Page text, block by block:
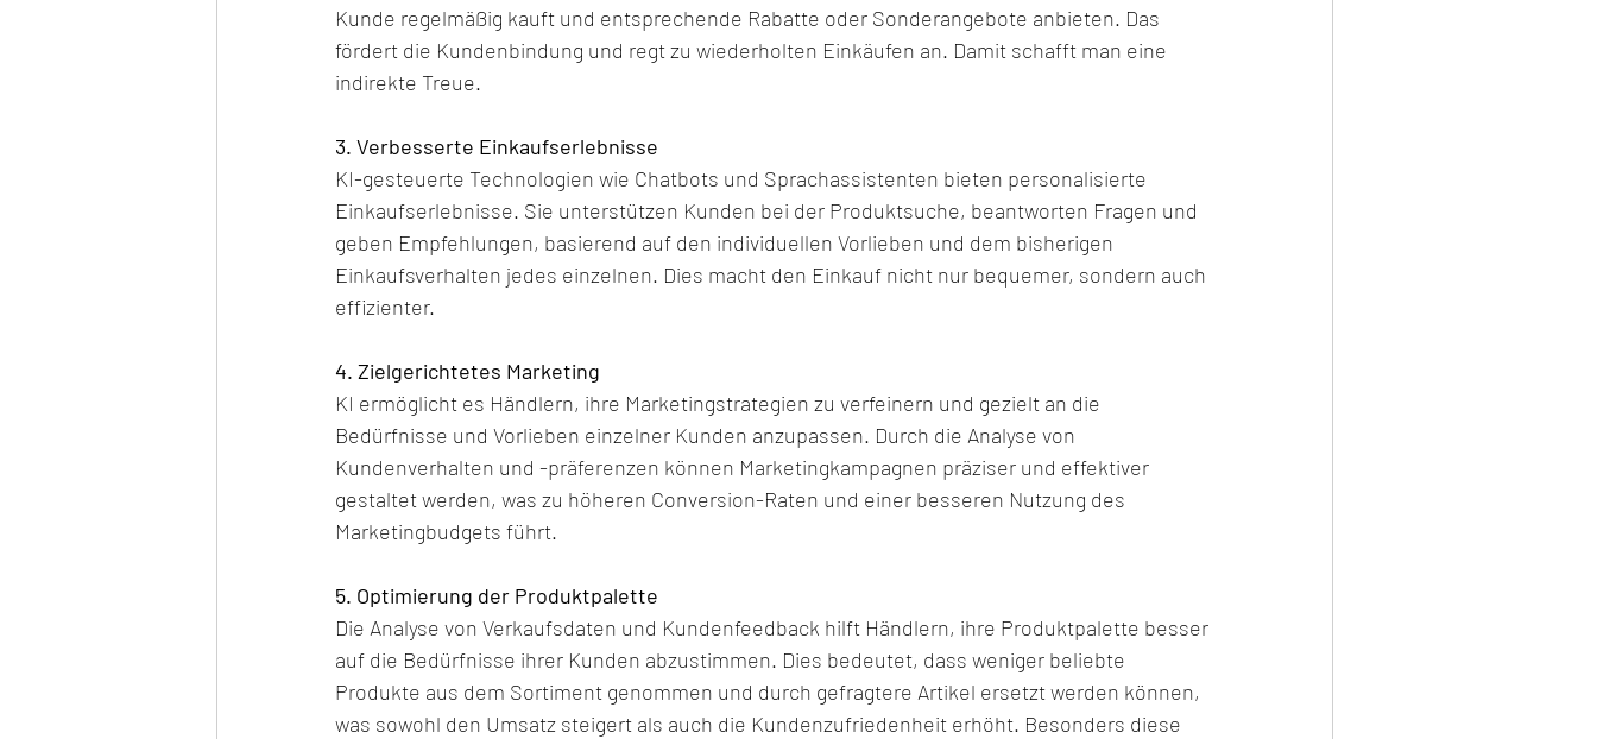
Kunde regelmäßig kauft und entsprechende Rabatte oder Sonderangebote anbieten. Das
fördert die Kundenbindung und regt zu wiederholten Einkäufen an. Damit schafft man eine
indirekte Treue.
3. Verbesserte Einkaufserlebnisse
KI-gesteuerte Technologien wie Chatbots und Sprachassistenten bieten personalisierte
Einkaufserlebnisse. Sie unterstützen Kunden bei der Produktsuche, beantworten Fragen und
geben Empfehlungen, basierend auf den individuellen Vorlieben und dem bisherigen
Einkaufsverhalten jedes einzelnen. Dies macht den Einkauf nicht nur bequemer, sondern auch
effizienter.
4. Zielgerichtetes Marketing
KI ermöglicht es Händlern, ihre Marketingstrategien zu verfeinern und gezielt an die
Bedürfnisse und Vorlieben einzelner Kunden anzupassen. Durch die Analyse von
Kundenverhalten und -präferenzen können Marketingkampagnen präziser und effektiver
gestaltet werden, was zu höheren Conversion-Raten und einer besseren Nutzung des
Marketingbudgets führt.
5. Optimierung der Produktpalette
Die Analyse von Verkaufsdaten und Kundenfeedback hilft Händlern, ihre Produktpalette besser
auf die Bedürfnisse ihrer Kunden abzustimmen. Dies bedeutet, dass weniger beliebte
Produkte aus dem Sortiment genommen und durch gefragtere Artikel ersetzt werden können,
was sowohl den Umsatz steigert als auch die Kundenzufriedenheit erhöht. Besonders diese